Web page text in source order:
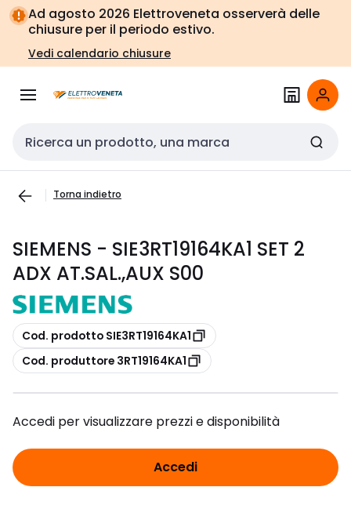
Vai alla
navigazione
Vai
alla
pagina
Ad agosto 2026 Elettroveneta osserverà delle
chiusure per il periodo estivo.
Vedi calendario chiusure
Cerca input
Torna indietro
SIEMENS - SIE3RT19164KA1 SET 2
ADX AT.SAL.,AUX S00
copia
Cod. prodotto SIE3RT19164KA1
copia
Cod. produttore 3RT19164KA1
Accedi per visualizzare prezzi e disponibilità
Accedi